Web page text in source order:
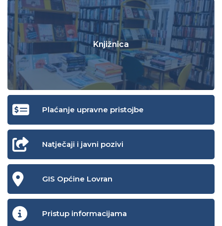
Knjižnica
Plaćanje upravne pristojbe
Natječaji i javni pozivi
GIS Općine Lovran
Pristup informacijama